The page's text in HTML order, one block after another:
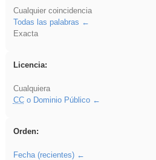
Cualquier coincidencia
Todas las palabras
Exacta
Licencia:
Cualquiera
CCo Dominio Público
Orden:
Fecha (recientes)